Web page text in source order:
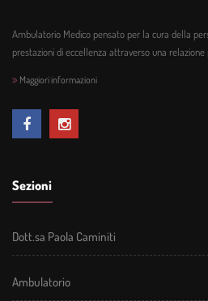
Ambulatorio Medico pensato per la cura della
prestazioni di eccellenza attraverso una
Maggiori informazioni
Sezioni
Dott.sa Paola Caminiti
Ambulatorio